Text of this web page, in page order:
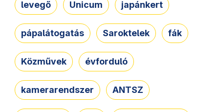
levegő Unicum japánkert
pápalátogatás Saroktelek fák
Közművek évforduló
kamerarendszer ANTSZ